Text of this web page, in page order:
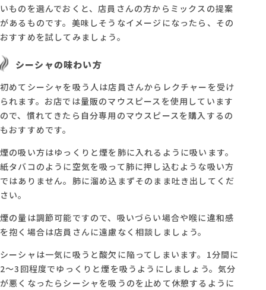
いものを選んでおくと、店員さんの方からミックスの提案
があるものです。美味しそうなイメージになったら、その
おすすめを試してみましょう。
‍シーシャの味わい方
初めてシーシャを吸う人は店員さんからレクチャーを受け
られます。お店では量販のマウスピースを使用しています
ので、慣れてきたら自分専用のマウスピースを購入するの
もおすすめです。
煙の吸い方はゆっくりと煙を肺に入れるように吸います。
紙タバコのように空気を吸って肺に押し込むような吸い方
ではありません。肺に溜め込まずそのまま吐き出してくだ
さい。
煙の量は調節可能ですので、吸いづらい場合や喉に違和感
を抱く場合は店員さんに遠慮なく相談しましょう。
シーシャは一気に吸うと酸欠に陥ってしまいます。1分間に
2～3回程度でゆっくりと煙を吸うようにしましょう。気分
が悪くなったらシーシャを吸うのを止めて休憩するように